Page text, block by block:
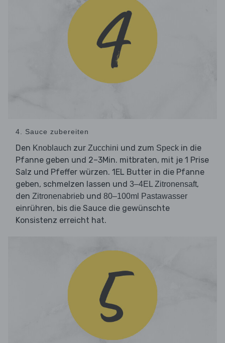
4. Sauce zubereiten
Den Knoblauch zur Zucchini und zum Speck in die
Pfanne geben und 2–3Min. mitbraten, mit je 1 Prise
Salz und Pfeffer würzen. 1EL Butter in die Pfanne
geben, schmelzen lassen und 3–4EL Zitronensaft,
den Zitronenabrieb und 80–100ml Pastawasser
einrühren, bis die Sauce die gewünschte
Konsistenz erreicht hat.